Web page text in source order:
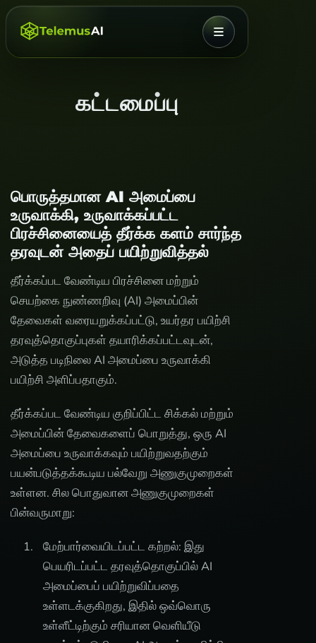
பட்டியல்
கட்டமைப்பு
பொருத்தமான AI அமைப்பை
உருவாக்கி, உருவாக்கப்பட்ட
பிரச்சினையைத் தீர்க்க களம் சார்ந்த
தரவுடன் அதைப் பயிற்றுவித்தல்
தீர்க்கப்பட வேண்டிய பிரச்சினை மற்றும்
செயற்கை நுண்ணறிவு (AI) அமைப்பின்
தேவைகள் வரையறுக்கப்பட்டு, உயர்தர பயிற்சி
தரவுத்தொகுப்புகள் தயாரிக்கப்பட்டவுடன்,
அடுத்த படிநிலை AI அமைப்பை உருவாக்கி
பயிற்சி அளிப்பதாகும்.
தீர்க்கப்பட வேண்டிய குறிப்பிட்ட சிக்கல் மற்றும்
அமைப்பின் தேவைகளைப் பொறுத்து, ஒரு AI
அமைப்பை உருவாக்கவும் பயிற்றுவதற்கும்
பயன்படுத்தக்கூடிய பல்வேறு அணுகுமுறைகள்
உள்ளன. சில பொதுவான அணுகுமுறைகள்
பின்வருமாறு:
மேற்பார்வையிடப்பட்ட கற்றல்: இது
பெயரிடப்பட்ட தரவுத்தொகுப்பில் AI
அமைப்பைப் பயிற்றுவிப்பதை
உள்ளடக்குகிறது, இதில் ஒவ்வொரு
உள்ளீட்டிற்கும் சரியான வெளியீடு